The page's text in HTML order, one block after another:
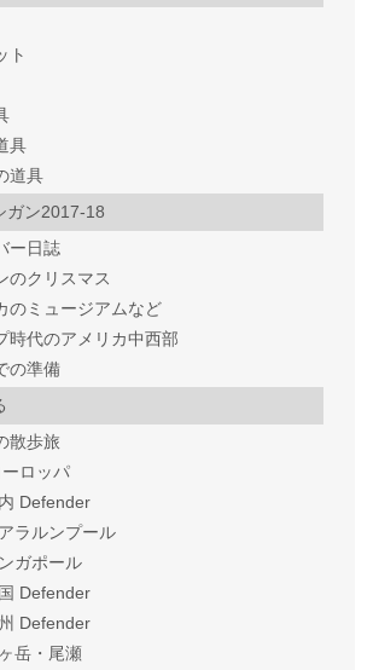
ト
具
道具
ガン2017-18
ー日誌
のクリスマス
のミュージアムなど
時代のアメリカ中西部
の準備
散歩旅
ロッパ
Defender
ラルンプール
ガポール
Defender
Defender
岳・尾瀬